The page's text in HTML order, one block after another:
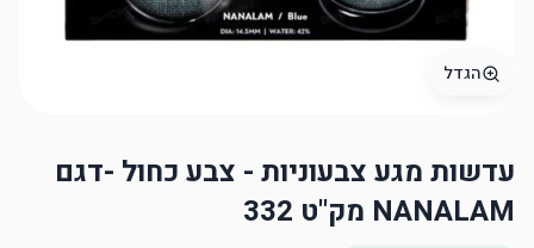
הגדל
עדשות מגע צבעוניות - צבע כחול -דגם
NANALAM מק"ט 332